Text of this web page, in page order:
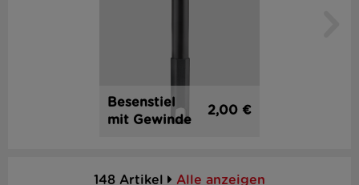
Besenstiel
mit Gewinde
2,00 €
148 Artikel Alle anzeigen